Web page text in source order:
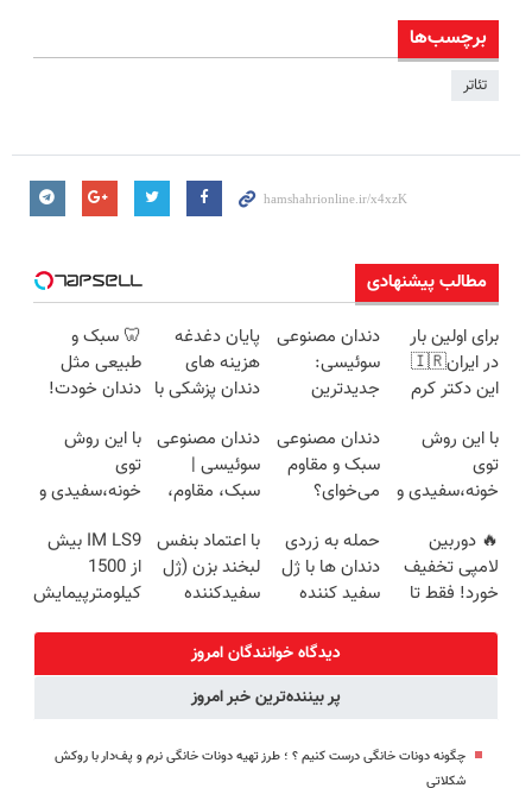
برچسب‌ها
تئاتر
مطالب پیشنهادی
برای اولین بار
در ایران🇮🇷
این دکتر کرم
روزه ساخت!
دندان مصنوعی
سوئیسی:
جدیدترین
سبک و مقاوم |
پرداخت قسطی
پایان دغدغه
هزینه های
دندان پزشکی با
کننده خانگی
🦷 سبک و
طبیعی مثل
دندان خودت!
پرداخت
اقساطی 💳 📍
تهران
با این روش
توی
خونه،سفیدی و
برگردون
(40%off)
دندان مصنوعی
سبک و مقاوم
می‌خوای؟
اقساطی هم
داریم!😍 | 📍
تهران
دندان مصنوعی
سوئیسی |
سبک، مقاوم،
رایگان+پرداخت
اقساطی😍
با این روش
توی
خونه،سفیدی و
برگردون(40%off)
🔥 دوربین
لامپی تخفیف
خورد! فقط تا
حمله به زردی
دندان ها با ژل
سفید کننده
با اعتماد بنفس
لبخند بزن (ژل
سفیدکننده
IM LS9 بیش
از 1500
کیلومترپیمایش
دیدگاه خوانندگان امروز
پر بیننده‌ترین خبر امروز
چگونه دونات خانگی درست کنیم ؟ ؛ طرز تهیه دونات خانگی نرم و پف‌دار با روکش
شکلاتی